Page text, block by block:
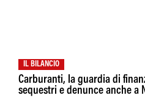
IL BILANCIO
Carburanti, la guardia di
sequestri e denunce anche a